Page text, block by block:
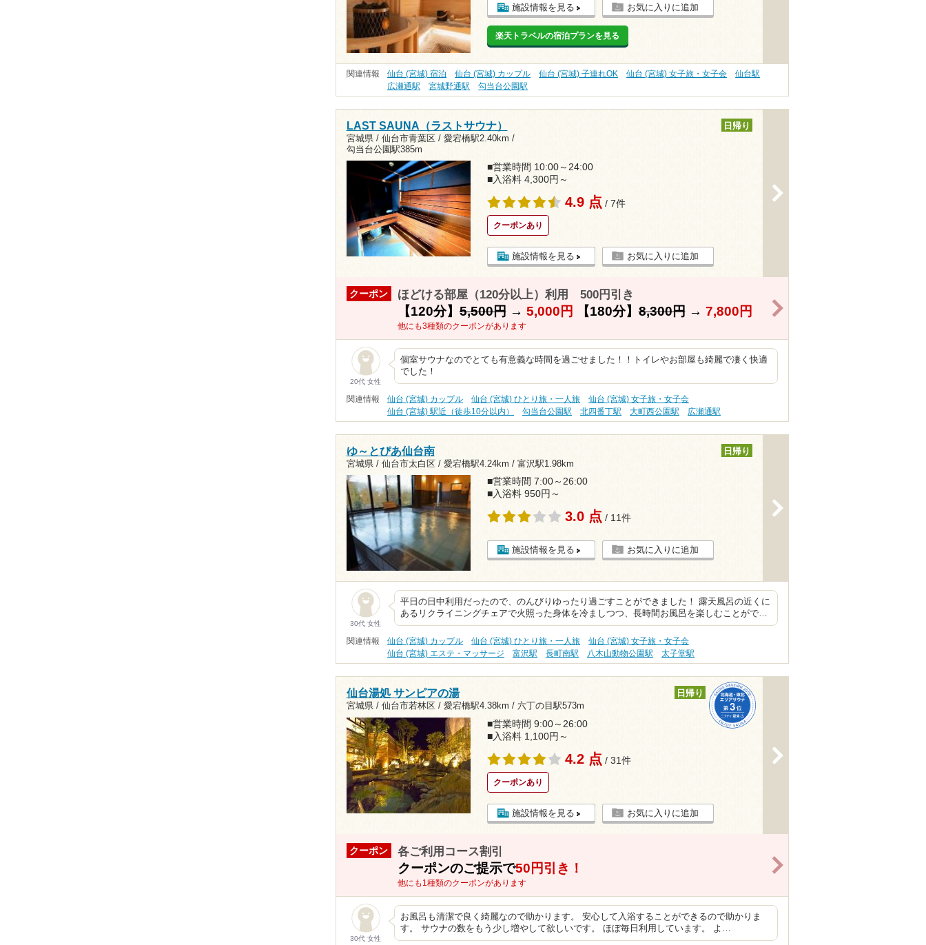
施設情報を見る お気に入りに追加
楽天トラベルの宿泊プランを見る
関連情報 仙台 (宮城) 宿泊 仙台 (宮城) カップル 仙台 (宮城) 子連れOK 仙台 (宮城) 女子旅・女子会
仙台駅
広瀬通駅
宮城野通駅 勾当台公園駅
LAST SAUNA（ラストサウナ）
宮城県 / 仙台市青葉区 / 愛宕橋駅2.40km /
勾当台公園駅385m
日帰り
■営業時間 10:00～24:00
■入浴料 4,300円～
4.9 点 / 7件
クーポンあり
施設情報を見る お気に入りに追加
クーポン ほどける部屋（120分以上）利用 500円引き
【120分】5,500円→ 5,000円 【180分】8,300円→ 7,800円
他にも3種類のクーポンがあります
20代 女性
個室サウナなのでとても有意義な時間を過ごせました！！トイレやお部屋も綺麗で凄く快適
でした！
関連情報 仙台 (宮城) カップル 仙台 (宮城) ひとり旅・一人旅
仙台 (宮城) 女子旅・女子会
仙台 (宮城) 駅近（徒歩10分以内）
勾当台公園駅 北四番丁駅 大町西公園駅 広瀬通駅
ゆ～とぴあ仙台南
宮城県 / 仙台市太白区 / 愛宕橋駅4.24km / 富沢駅1.98km
日帰り
■営業時間 7:00～26:00
■入浴料 950円～
3.0 点 / 11件
施設情報を見る お気に入りに追加
30代 女性
平日の日中利用だったので、のんびりゆったり過ごすことができました！ 露天風呂の近くに
あるリクライニングチェアで火照った身体を冷ましつつ、長時間お風呂を楽しむことがで…
関連情報 仙台 (宮城) カップル 仙台 (宮城) ひとり旅・一人旅
仙台 (宮城) 女子旅・女子会
仙台 (宮城) エステ・マッサージ
富沢駅 長町南駅 八木山動物公園駅 太子堂駅
仙台湯処 サンピアの湯
宮城県 / 仙台市若林区 / 愛宕橋駅4.38km / 六丁の目駅573m
日帰り
■営業時間 9:00～26:00
■入浴料 1,100円～
4.2 点 / 31件
クーポンあり
施設情報を見る お気に入りに追加
クーポン 各ご利用コース割引
クーポンのご提示で50円引き！
他にも1種類のクーポンがあります
30代 女性
お風呂も清潔で良く綺麗なので助かります。 安心して入浴することができるので助かりま
す。 サウナの数をもう少し増やして欲しいです。 ほぼ毎日利用しています。 よ…